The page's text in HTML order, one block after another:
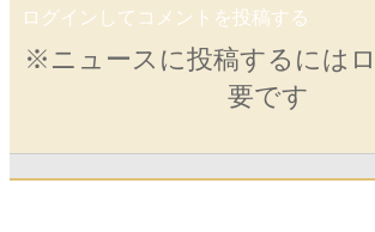
ログインしてコメントを投稿する
※ニュースに投稿するには
要です